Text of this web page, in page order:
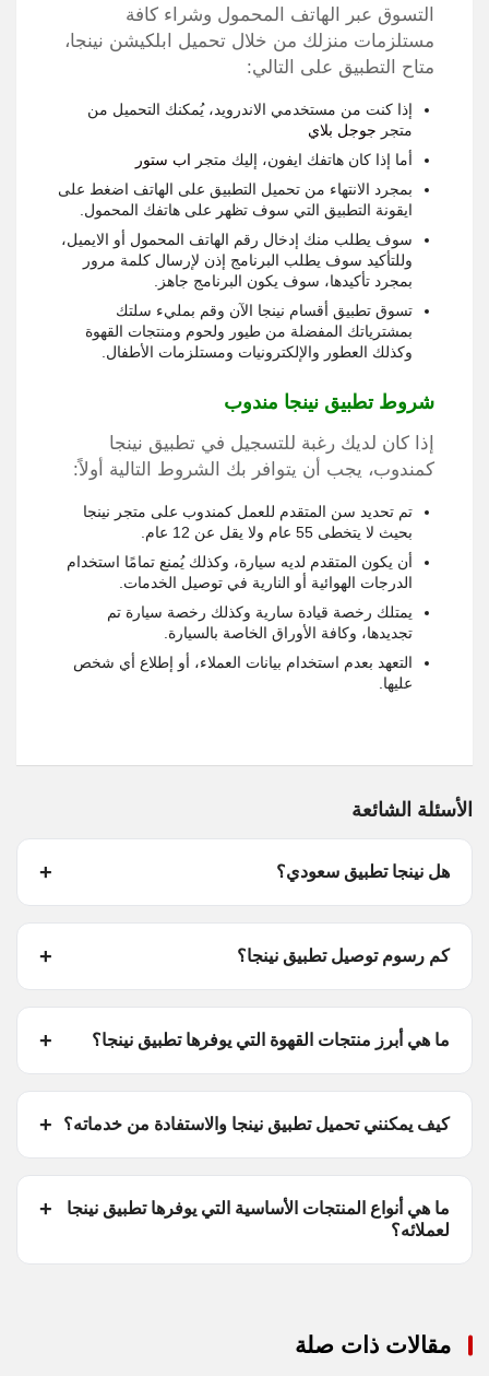
التسوق عبر الهاتف المحمول وشراء كافة
مستلزمات منزلك من خلال تحميل ابلكيشن نينجا،
متاح التطبيق على التالي:
إذا كنت من مستخدمي الاندرويد، يُمكنك التحميل من
متجر جوجل بلاي
أما إذا كان هاتفك ايفون، إليك متجر اب ستور
بمجرد الانتهاء من تحميل التطبيق على الهاتف اضغط على
ايقونة التطبيق التي سوف تظهر على هاتفك المحمول.
سوف يطلب منك إدخال رقم الهاتف المحمول أو الايميل،
وللتأكيد سوف يطلب البرنامج إذن لإرسال كلمة مرور
بمجرد تأكيدها، سوف يكون البرنامج جاهز.
تسوق تطبيق أقسام نينجا الآن وقم بمليء سلتك
بمشترياتك المفضلة من طيور ولحوم ومنتجات القهوة
وكذلك العطور والإلكترونيات ومستلزمات الأطفال.
شروط تطبيق نينجا مندوب
إذا كان لديك رغبة للتسجيل في تطبيق نينجا
كمندوب، يجب أن يتوافر بك الشروط التالية أولاً:
تم تحديد سن المتقدم للعمل كمندوب على متجر نينجا
بحيث لا يتخطى 55 عام ولا يقل عن 12 عام.
أن يكون المتقدم لديه سيارة، وكذلك يُمنع تمامًا استخدام
الدرجات الهوائية أو النارية في توصيل الخدمات.
يمتلك رخصة قيادة سارية وكذلك رخصة سيارة تم
تجديدها، وكافة الأوراق الخاصة بالسيارة.
التعهد بعدم استخدام بيانات العملاء، أو إطلاع أي شخص
عليها.
الأسئلة الشائعة
هل نينجا تطبيق سعودي؟
كم رسوم توصيل تطبيق نينجا؟
ما هي أبرز منتجات القهوة التي يوفرها تطبيق نينجا؟
كيف يمكنني تحميل تطبيق نينجا والاستفادة من خدماته؟
ما هي أنواع المنتجات الأساسية التي يوفرها تطبيق نينجا
لعملائه؟
مقالات ذات صلة